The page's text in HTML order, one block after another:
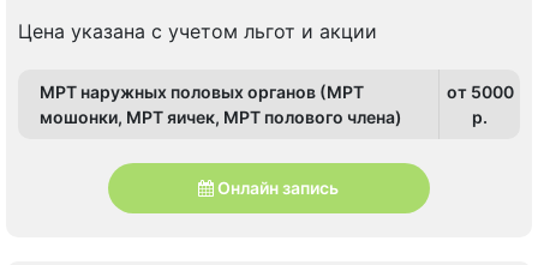
Цена указана с учетом льгот и акции
МРТ наружных половых органов (МРТ
мошонки, МРТ яичек, МРТ полового члена)
от 5000
p.
Онлайн запись